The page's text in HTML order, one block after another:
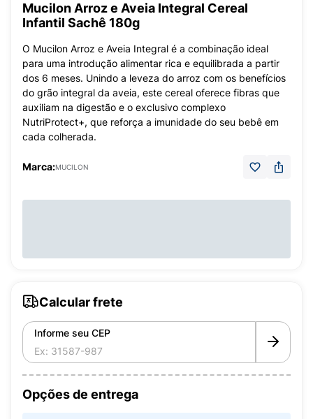
Mucilon Arroz e Aveia Integral Cereal
Infantil Sachê 180g
O Mucilon Arroz e Aveia Integral é a combinação ideal
para uma introdução alimentar rica e equilibrada a partir
dos 6 meses. Unindo a leveza do arroz com os benefícios
do grão integral da aveia, este cereal oferece fibras que
auxiliam na digestão e o exclusivo complexo
NutriProtect+, que reforça a imunidade do seu bebê em
cada colherada.
Marca:MUCILON
Calcular frete
Informe seu CEP
Opções de entrega